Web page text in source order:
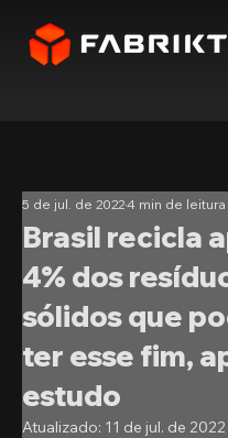
Brasil recicla
4% dos
sólidos que
ter esse fim,
estudo
5 de jul. de 20224 min de leitura
Atualizado: 11 de jul. de 2022